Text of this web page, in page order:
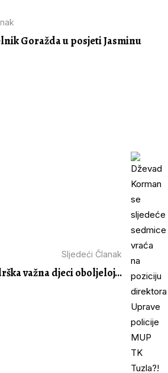
Goražda u posjeti Jasminu
Sljedeći Članak
važna djeci oboljeloj...